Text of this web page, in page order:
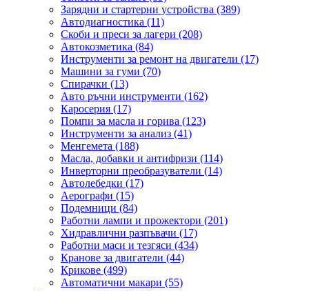
Зарядни и стартерни устройства (389)
Автодиагностика (11)
Скоби и преси за лагери (208)
Автокозметика (84)
Инструменти за ремонт на двигатели (17)
Машини за гуми (70)
Спирачки (13)
Авто ръчни инструменти (162)
Каросерия (17)
Помпи за масла и горива (123)
Инструменти за анализ (41)
Менгемета (188)
Масла, добавки и антифризи (114)
Инверторни преобразуватели (14)
Автолебедки (17)
Аерографи (15)
Подемници (84)
Работни лампи и прожектори (201)
Хидравлични разпъвачи (17)
Работни маси и тезгяси (434)
Кранове за двигатели (44)
Крикове (499)
Автоматични макари (55)